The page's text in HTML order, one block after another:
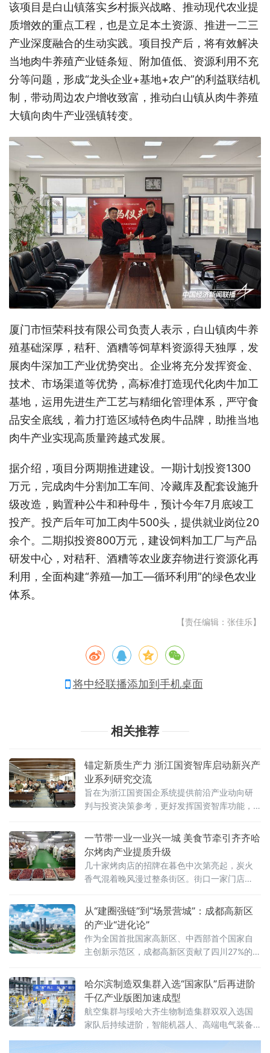
该项目是白山镇落实乡村振兴战略、推动现代农业提
质增效的重点工程，也是立足本土资源、推进一二三
产业深度融合的生动实践。项目投产后，将有效解决
当地肉牛养殖产业链条短、附加值低、资源利用不充
分等问题，形成“龙头企业+基地+农户”的利益联结机
制，带动周边农户增收致富，推动白山镇从肉牛养殖
大镇向肉牛产业强镇转变。
厦门市恒荣科技有限公司负责人表示，白山镇肉牛养
殖基础深厚，秸秆、酒糟等饲草料资源得天独厚，发
展肉牛深加工产业优势突出。企业将充分发挥资金、
技术、市场渠道等优势，高标准打造现代化肉牛加工
基地，运用先进生产工艺与精细化管理体系，严守食
品安全底线，着力打造区域特色肉牛品牌，助推当地
肉牛产业实现高质量跨越式发展。
据介绍，项目分两期推进建设。一期计划投资1300
万元，完成肉牛分割加工车间、冷藏库及配套设施升
级改造，购置种公牛和种母牛，预计今年7月底竣工
投产。投产后年可加工肉牛500头，提供就业岗位20
余个。二期拟投资800万元，建设饲料加工厂与产品
研发中心，对秸秆、酒糟等农业废弃物进行资源化再
利用，全面构建“养殖—加工—循环利用”的绿色农业
体系。
【责任编辑：张佳乐】
将中经联播添加到手机桌面
相关推荐
锚定新质生产力 浙江国资智库启动新兴产
业系列研究交流
旨在为浙江国资国企系统提供前沿产业动向研
判与投资决策参考，更好发挥国资智库功能，
与资本运作
一节带一业一业兴一城 美食节牵引齐齐哈
尔烤肉产业提质升级
几十家烤肉店的招牌在暮色中次第亮起，炭火
香气混着晚风漫过整条街区。街口一家门店
烟火气里，有一个值得留意的细节——街面上
不少店门口都贴出了“诚招加盟”的告示，有的还
标注着“全供应链配送”“总部统一培训”等字样。
就在几年前，这些小店大多
从“建圈强链”到“场景营城”：成都高新区
的产业“进化论”
作为全国首批国家高新区、中西部首个国家自
主创新示范区，成都高新区贡献了四川27%的专
以及超过50%的科创板上市公司
哈尔滨制造双集群入选“国家队”后再进阶
千亿产业版图加速成型
航空集群与绥哈大齐生物制造集群双双入选国
家队后持续进阶，智能机器人、高端电气装备
焕新”的产业版图正在冰城大地渐次铺展。双集